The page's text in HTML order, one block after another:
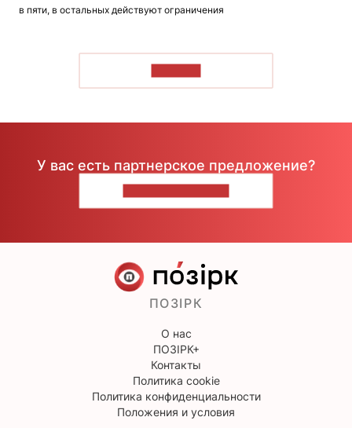
в пяти, в остальных действуют ограничения
У вас есть партнерское предложение?
ПОЗІРК
О нас
ПОЗІРК+
Контакты
Политика cookie
Политика конфиденциальности
Положения и условия